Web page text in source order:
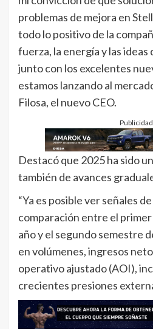
problemas de mejora en
todo lo positivo de la
fuerza, la energía y las
junto con los excelentes
estamos lanzando al
Filosa, el nuevo CEO.
Publicidad
Destacó que 2025 ha sido
también de avances
“Ya es posible ver señales
comparación entre el
año y el segundo semestre
en volúmenes, ingresos
operativo ajustado (AOI),
crecientes presiones